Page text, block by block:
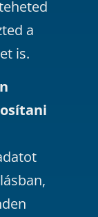
a
is.